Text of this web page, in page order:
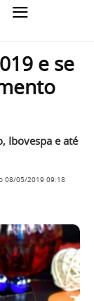
e se
Ibovespa e até
08/05/2019 09:18